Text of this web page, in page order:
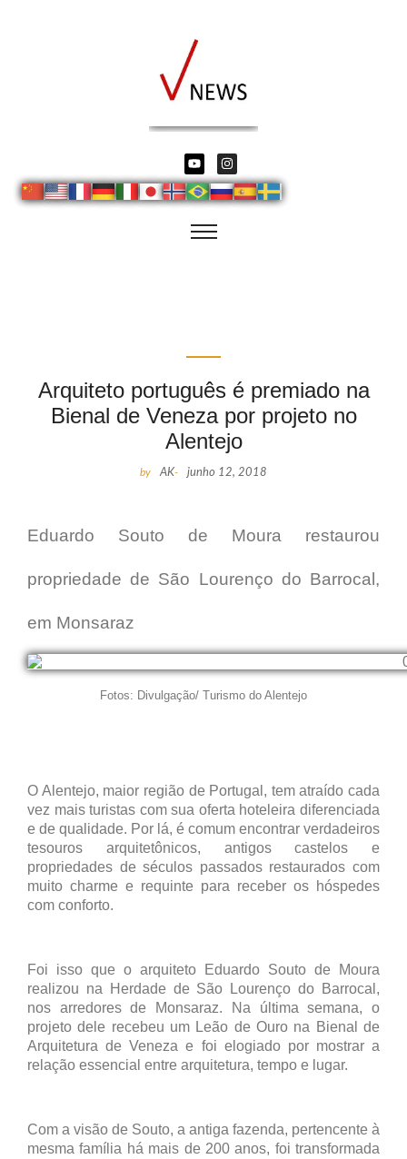
Arquiteto português é premiado na
Bienal de Veneza por projeto no
Alentejo
by AK- junho 12, 2018
Eduardo Souto de Moura restaurou
propriedade de São Lourenço do Barrocal,
em Monsaraz
Fotos: Divulgação/ Turismo do Alentejo
O Alentejo, maior região de Portugal, tem atraído cada
vez mais turistas com sua oferta hoteleira diferenciada
e de qualidade. Por lá, é comum encontrar verdadeiros
tesouros arquitetônicos, antigos castelos e
propriedades de séculos passados restaurados com
muito charme e requinte para receber os hóspedes
com conforto.
Foi isso que o arquiteto Eduardo Souto de Moura
realizou na Herdade de São Lourenço do Barrocal,
nos arredores de Monsaraz. Na última semana, o
projeto dele recebeu um Leão de Ouro na Bienal de
Arquitetura de Veneza e foi elogiado por mostrar a
relação essencial entre arquitetura, tempo e lugar.
Com a visão de Souto, a antiga fazenda, pertencente à
mesma família há mais de 200 anos, foi transformada